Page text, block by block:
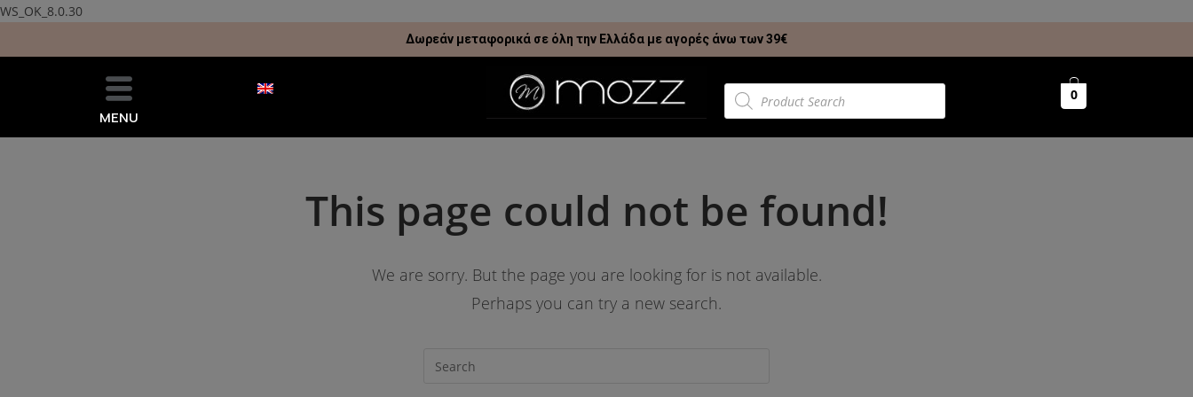
WS_OK_8.0.30
Δωρεάν μεταφορικά σε όλη την Ελλάδα με αγορές άνω των 39€
MENU
0
This page could not be found!
We are sorry. But the page you are looking for is not available.
Perhaps you can try a new search.